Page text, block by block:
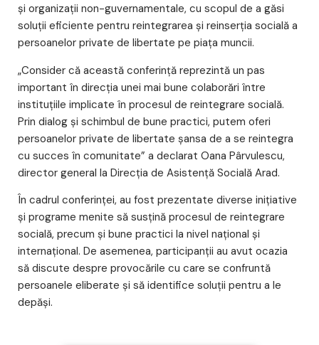
și organizații non-guvernamentale, cu scopul de a găsi
soluții eficiente pentru reintegrarea și reinserția socială a
persoanelor private de libertate pe piața muncii.
„Consider că această conferință reprezintă un pas
important în direcția unei mai bune colaborări între
instituțiile implicate în procesul de reintegrare socială.
Prin dialog și schimbul de bune practici, putem oferi
persoanelor private de libertate șansa de a se reintegra
cu succes în comunitate” a declarat Oana Pârvulescu,
director general la Direcția de Asistență Socială Arad.
În cadrul conferinței, au fost prezentate diverse inițiative
și programe menite să susțină procesul de reintegrare
socială, precum și bune practici la nivel național și
internațional. De asemenea, participanții au avut ocazia
să discute despre provocările cu care se confruntă
persoanele eliberate și să identifice soluții pentru a le
depăși.